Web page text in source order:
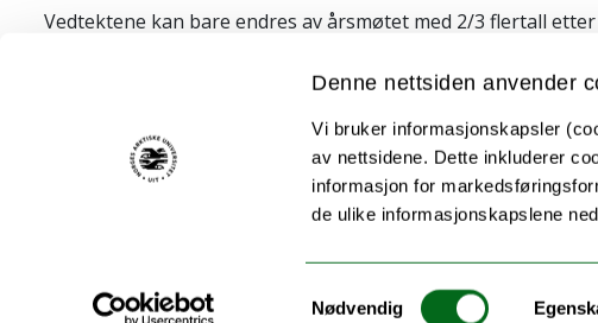
Denne nettsiden anvender
Vi bruker informasjonskapsler
av nettsidene. Dette inkluderer
informasjon for
de ulike informasjonskapslene
Samtykkevalg
Nødvendig
Vedtektene kan bare endres av årsmøtet med 2/3 flertall
Vedtektene er utformet med utgangspunkt i vedtektene til
Akutt hjelp